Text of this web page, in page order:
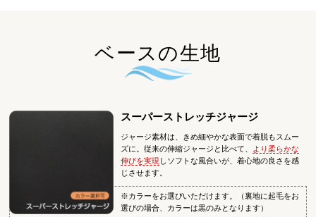
ベースの生地
スーパーストレッチジャージ
ジャージ素材は、きめ細やかな表面で着脱もスムー
ズに。従来の伸縮ジャージと比べて、
より柔らかな
伸びを実現 しソフトな風合いが、着心地の良さを感
じさせます。
※カラーをお選びいただけます。（裏地に起毛をお
選びの場合、カラーは黒のみとなります）